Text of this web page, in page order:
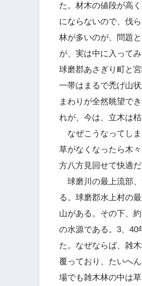
た。材木の値段が高
にならないので、伐
林が多いのが、問題
が、実は中に入って
球磨郡あさぎり町と
一帯はまるで禿げ山
まわりが全然眺望で
れが、今は、立木は
なぜこうなってしま
草がなくなったら木
方八方見回せて快適
球磨川の最上流部、
る。球磨郡水上村の
山がある。その下、
の水源である。3、40
た。なぜならば、雑
覆っており、たいへ
場でも雑木林の中は